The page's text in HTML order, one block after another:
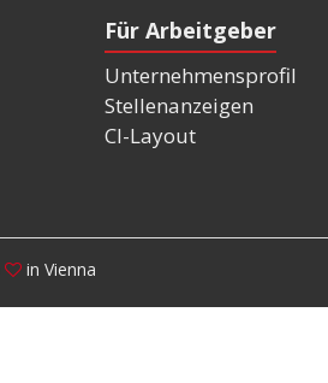
Für Arbeitgeber
Unternehmensprofil
Stellenanzeigen
CI-Layout
in Vienna